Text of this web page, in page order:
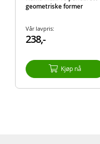
geometriske former
Vår lavpris:
238,-
Kjøp nå